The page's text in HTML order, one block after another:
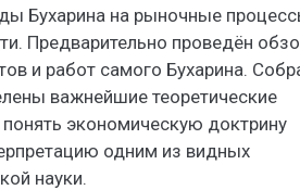
Бухарина на рыночные
Предварительно проведён
и работ самого Бухарина.
важнейшие теоретические
экономическую доктрину
одним из видных
науки.